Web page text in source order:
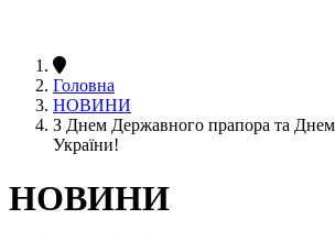
Головна
НОВИНИ
З Днем Державного прапора та Днем
України!
НОВИНИ